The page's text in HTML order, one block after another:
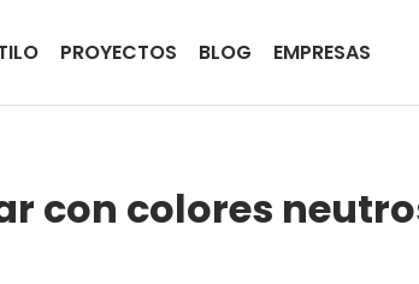
PROYECTOS BLOG EMPRESAS
con colores